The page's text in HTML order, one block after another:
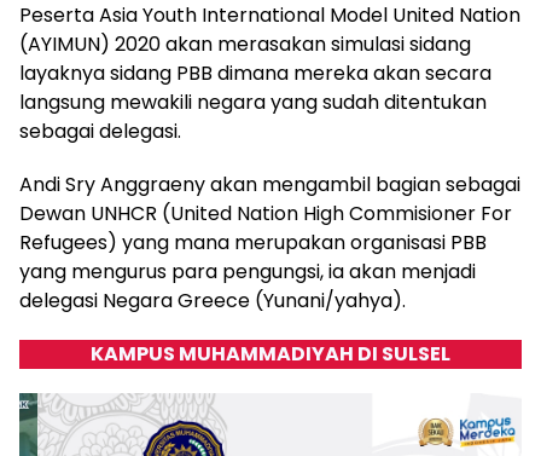
Peserta Asia Youth International Model United Nation
(AYIMUN) 2020 akan merasakan simulasi sidang
layaknya sidang PBB dimana mereka akan secara
langsung mewakili negara yang sudah ditentukan
sebagai delegasi.
Andi Sry Anggraeny akan mengambil bagian sebagai
Dewan UNHCR (United Nation High Commisioner For
Refugees) yang mana merupakan organisasi PBB
yang mengurus para pengungsi, ia akan menjadi
delegasi Negara Greece (Yunani/yahya).
KAMPUS MUHAMMADIYAH DI SULSEL